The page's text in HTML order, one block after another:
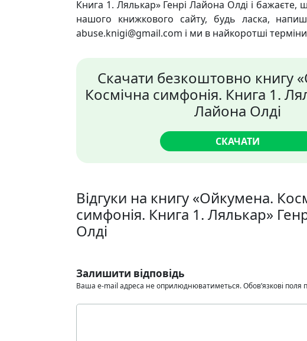
Книга 1. Лялькар» Генрі Лайона Олді і бажаєте,
нашого книжкового сайту, будь ласка,
abuse.knigi@gmail.com і ми в найкоротші терміни
Скачати безкоштовно книгу
Космічна симфонія. Книга 1.
Лайона Олді
СКАЧАТИ
Відгуки на книгу «Ойкумена.
симфонія. Книга 1. Лялькар»
Олді
Залишити відповідь
Ваша e-mail адреса не оприлюднюватиметься.Обов’язкові поля